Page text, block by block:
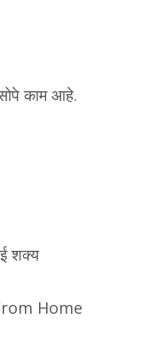
काम आहे.
शक्य
Home